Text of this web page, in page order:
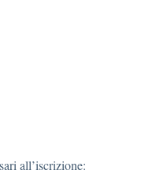
all’iscrizione: